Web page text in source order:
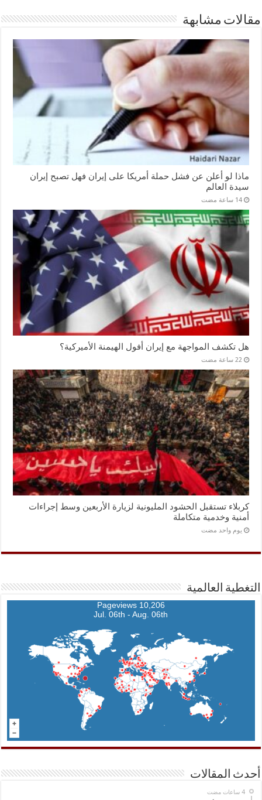
مقالات مشابهة
ماذا لو أعلن عن فشل حملة أمريكا على إيران فهل تصبح إيران
سيدة العالم
‏14 ساعة مضت
هل تكشف المواجهة مع إيران أفول الهيمنة الأميركية؟
كربلاء تستقبل الحشود المليونية لزيارة الأربعين وسط إجراءات
أمنية وخدمية متكاملة
‏يوم واحد مضت
التغطية العالمية
10,206 Pageviews
Jul. 06th - Aug. 06th
أحدث المقالات
‏4 ساعات مضت